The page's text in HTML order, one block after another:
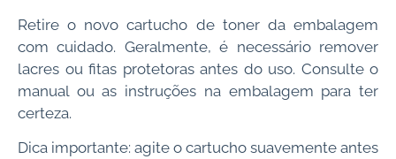
Retire o novo cartucho de toner da embalagem
com cuidado. Geralmente, é necessário remover
lacres ou fitas protetoras antes do uso. Consulte o
manual ou as instruções na embalagem para ter
certeza.
Dica importante: agite o cartucho suavemente antes